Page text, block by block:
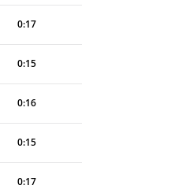
0:17
0:15
0:16
0:15
0:17